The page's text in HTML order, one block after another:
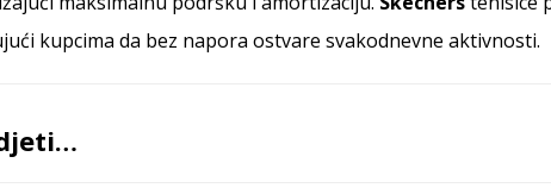
kupcima da bez napora ostvare svakodnevne aktivnosti.